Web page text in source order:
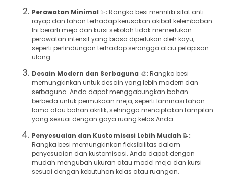
Perawatan Minimal ✨: Rangka besi memiliki sifat anti-
rayap dan tahan terhadap kerusakan akibat kelembaban.
Ini berarti meja dan kursi sekolah tidak memerlukan
perawatan intensif yang biasa diperlukan oleh kayu,
seperti perlindungan terhadap serangga atau pelapisan
ulang.
Desain Modern dan Serbaguna 🎨: Rangka besi
memungkinkan untuk desain yang lebih modern dan
serbaguna. Anda dapat menggabungkan bahan
berbeda untuk permukaan meja, seperti laminasi tahan
lama atau bahan akrilik, sehingga menciptakan tampilan
yang sesuai dengan gaya ruang kelas Anda.
Penyesuaian dan Kustomisasi Lebih Mudah 📝:
Rangka besi memungkinkan fleksibilitas dalam
penyesuaian dan kustomisasi. Anda dapat dengan
mudah mengubah ukuran atau model meja dan kursi
sesuai dengan kebutuhan kelas atau ruangan.